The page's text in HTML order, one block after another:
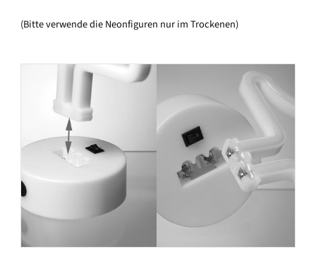
(Bitte verwende die Neonfiguren nur im Trockenen)